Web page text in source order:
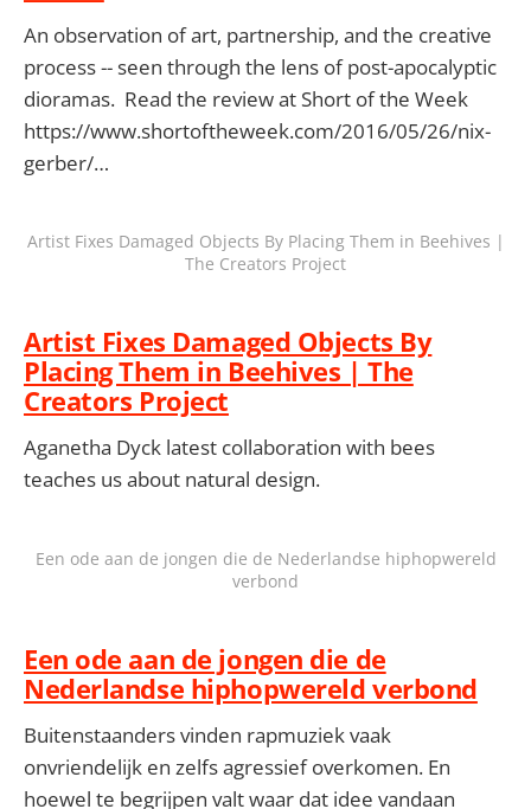
An observation of art, partnership, and the creative
process -- seen through the lens of post-apocalyptic
dioramas. Read the review at Short of the Week
https://www.shortoftheweek.com/2016/05/26/nix-
gerber/…
Artist Fixes Damaged Objects By Placing Them in Beehives |
The Creators Project
Artist Fixes Damaged Objects By
Placing Them in Beehives | The
Creators Project
Aganetha Dyck latest collaboration with bees
teaches us about natural design.
Een ode aan de jongen die de Nederlandse hiphopwereld
verbond
Een ode aan de jongen die de
Nederlandse hiphopwereld verbond
Buitenstaanders vinden rapmuziek vaak
onvriendelijk en zelfs agressief overkomen. En
hoewel te begrijpen valt waar dat idee vandaan